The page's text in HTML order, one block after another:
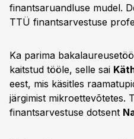
finantsaruandluse mudel.
TTÜ finantsarvestuse
Ka parima
kaitstud tööle, selle sai
eest, mis käsitles
järgimist mikroettevõtetes.
finantsarvestuse dotsent